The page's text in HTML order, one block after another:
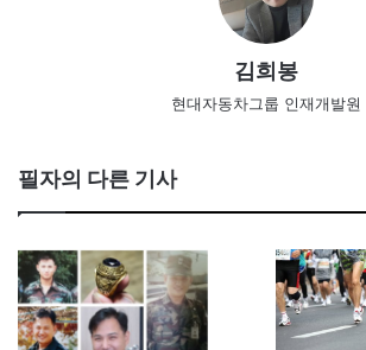
김희봉
현대자동차그룹 인재개발원
필자의 다른 기사